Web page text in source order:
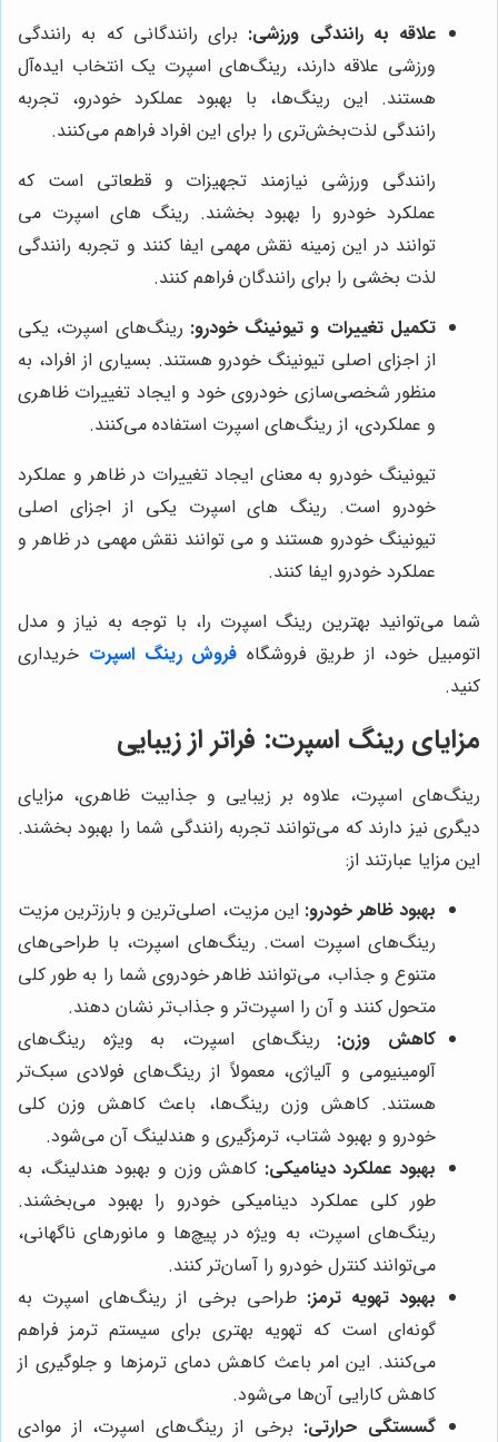
علاقه به رانندگی ورزشی: برای رانندگانی که به رانندگی
ورزشی علاقه دارند، رینگ‌های اسپرت یک انتخاب ایده‌آل
هستند. این رینگ‌ها، با بهبود عملکرد خودرو، تجربه
رانندگی لذت‌بخش‌تری را برای این افراد فراهم می‌کنند.
رانندگی ورزشی نیازمند تجهیزات و قطعاتی است که
عملکرد خودرو را بهبود بخشند. رینگ های اسپرت می
توانند در این زمینه نقش مهمی ایفا کنند و تجربه رانندگی
لذت بخشی را برای رانندگان فراهم کنند.
تکمیل تغییرات و تیونینگ خودرو: رینگ‌های اسپرت، یکی
از اجزای اصلی تیونینگ خودرو هستند. بسیاری از افراد، به
منظور شخصی‌سازی خودروی خود و ایجاد تغییرات ظاهری
و عملکردی، از رینگ‌های اسپرت استفاده می‌کنند.
تیونینگ خودرو به معنای ایجاد تغییرات در ظاهر و عملکرد
خودرو است. رینگ های اسپرت یکی از اجزای اصلی
تیونینگ خودرو هستند و می توانند نقش مهمی در ظاهر و
عملکرد خودرو ایفا کنند.
شما می‌توانید بهترین رینگ اسپرت را، با توجه به نیاز و مدل
اتومبیل خود، از طریق فروشگاه فروش رینگ اسپرت خریداری
کنید.
مزایای رینگ اسپرت: فراتر از زیبایی
رینگ‌های اسپرت، علاوه بر زیبایی و جذابیت ظاهری، مزایای
دیگری نیز دارند که می‌توانند تجربه رانندگی شما را بهبود بخشند.
این مزایا عبارتند از:
بهبود ظاهر خودرو: این مزیت، اصلی‌ترین و بارزترین مزیت
رینگ‌های اسپرت است. رینگ‌های اسپرت، با طراحی‌های
متنوع و جذاب، می‌توانند ظاهر خودروی شما را به طور کلی
متحول کنند و آن را اسپرت‌تر و جذاب‌تر نشان دهند.
کاهش وزن: رینگ‌های اسپرت، به ویژه رینگ‌های
آلومینیومی و آلیاژی، معمولاً از رینگ‌های فولادی سبک‌تر
هستند. کاهش وزن رینگ‌ها، باعث کاهش وزن کلی
خودرو و بهبود شتاب، ترمزگیری و هندلینگ آن می‌شود.
بهبود عملکرد دینامیکی: کاهش وزن و بهبود هندلینگ، به
طور کلی عملکرد دینامیکی خودرو را بهبود می‌بخشند.
رینگ‌های اسپرت، به ویژه در پیچ‌ها و مانورهای ناگهانی،
می‌توانند کنترل خودرو را آسان‌تر کنند.
بهبود تهویه ترمز: طراحی برخی از رینگ‌های اسپرت به
گونه‌ای است که تهویه بهتری برای سیستم ترمز فراهم
می‌کنند. این امر باعث کاهش دمای ترمزها و جلوگیری از
کاهش کارایی آن‌ها می‌شود.
گسستگی حرارتی: برخی از رینگ‌های اسپرت، از موادی